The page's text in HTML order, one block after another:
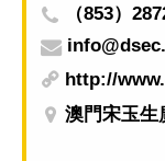
（853）
http://
澳門宋玉生